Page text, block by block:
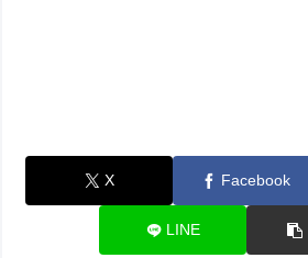
X Facebook
LINE